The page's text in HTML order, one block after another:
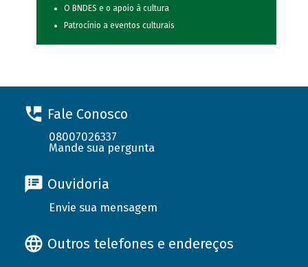
O BNDES e o apoio à cultura
Patrocínio a eventos culturais
Fale Conosco
08007026337
Mande sua pergunta
Ouvidoria
Envie sua mensagem
Outros telefones e endereços